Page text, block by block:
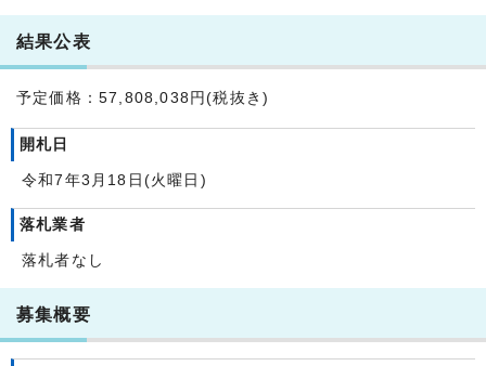
結果公表
予定価格：57,808,038円(税抜き)
開札日
令和7年3月18日(火曜日)
落札業者
落札者なし
募集概要